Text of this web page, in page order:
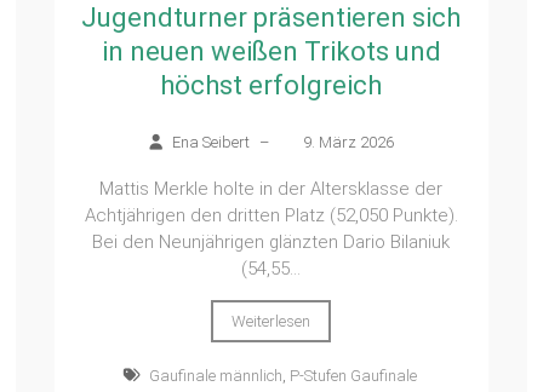
Jugendturner präsentieren sich
in neuen weißen Trikots und
höchst erfolgreich
Ena Seibert – 9. März 2026
Mattis Merkle holte in der Altersklasse der
Achtjährigen den dritten Platz (52,050 Punkte).
Bei den Neunjährigen glänzten Dario Bilaniuk
(54,55...
Weiterlesen
Gaufinale männlich P-Stufen Gaufinale